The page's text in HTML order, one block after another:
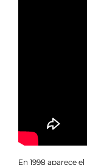
En 1998 aparece